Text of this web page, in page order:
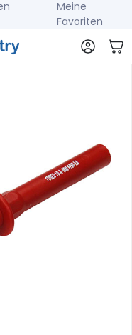
Meine
Favoriten